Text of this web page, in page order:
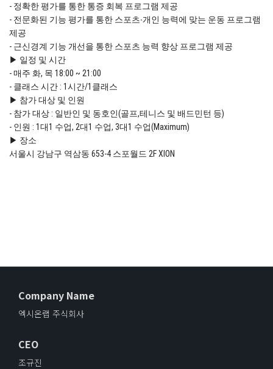
- 정확한 평가를 통한 통증 회복 프로그램 제공
- 전문화된 기능 평가를 통한 스포츠∙개인 능력에 맞는 운동 프로그램
제공
- 근신경계 기능 개선을 통한 스포츠 능력 향상 프로그램 제공
▶ 일정 및 시간
- 매주 화, 목 18:00 ~ 21:00
- 클래스 시간 : 1시간/1클래스
▶ 참가 대상 및 인원
- 참가 대상 : 일반인 및 동호인(골프,테니스 및 배드민턴 등)
- 인원 : 1대1 수업, 2대1 수업, 3대1 수업(Maximum)
▶ 장소
서울시 강남구 역삼동 653-4 스포월드 2F XION​
Company Name
엑시온랩 주식회사
CEO
조규진